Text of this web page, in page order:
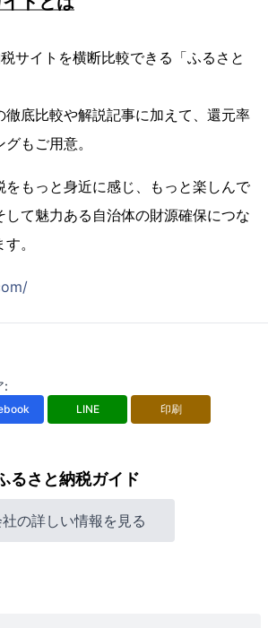
サイトを横断比較できる「ふるさと
徹底比較や解説記事に加えて、還元率
もご用意。
をもっと身近に感じ、もっと楽しんで
して魅力ある自治体の財源確保につな
。
:
LINE 印刷
るさと納税ガイド
の詳しい情報を見る